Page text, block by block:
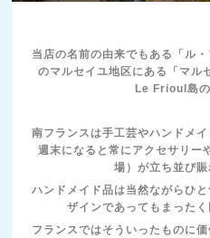
当店の名前の由来でもある「ル
のマルセイユ地区にある「マル
Le Frioul島の
南フランスは手工芸やハンドメ
週末になると常にアクセサリー
場）が立ち並び賑
ハンドメイド品は当然ながらひ
ザインであってもまった
フランスではそういったものに